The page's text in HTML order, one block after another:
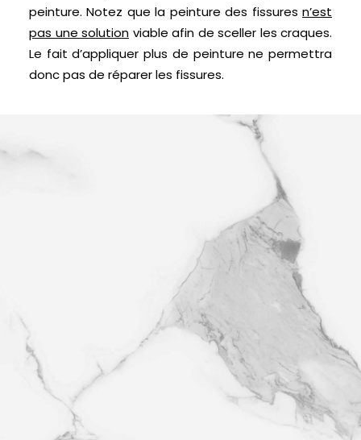
peinture. Notez que la peinture des fissures n’est
pas une solution viable afin de sceller les craques.
Le fait d’appliquer plus de peinture ne permettra
donc pas de réparer les fissures.